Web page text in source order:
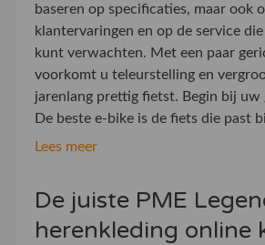
baseren op specificaties, maar ook
klantervaringen en op de service
kunt verwachten. Met een paar
voorkomt u teleurstelling en
jarenlang prettig fietst. Begin bij uw
De beste e-bike is de fiets die past
Lees meer
De juiste PME
herenkleding online